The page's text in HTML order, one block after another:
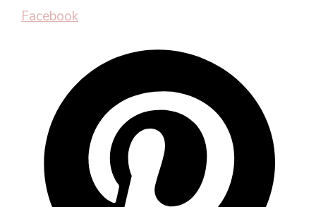
Facebook